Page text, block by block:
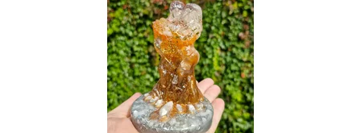
Skladem
10333